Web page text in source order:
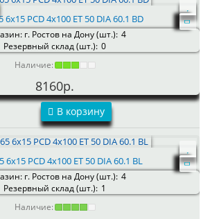
6x15 PCD 4x100 ET 50 DIA 60.1 BD
г. Ростов на Дону (шт.): 4
Резервный склад (шт.): 0
Наличие:
8160р.
В корзину
6x15 PCD 4x100 ET 50 DIA 60.1 BL
г. Ростов на Дону (шт.): 4
Резервный склад (шт.): 1
Наличие: